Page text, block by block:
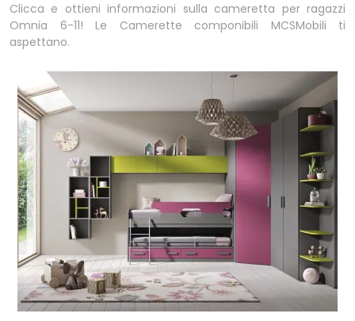
Clicca e ottieni informazioni sulla cameretta per ragazzi
Omnia 6-11! Le Camerette componibili MCSMobili ti
aspettano.